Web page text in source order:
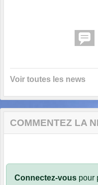
Voir toutes les news
COMMENTEZ LA
Connectez-vous pour